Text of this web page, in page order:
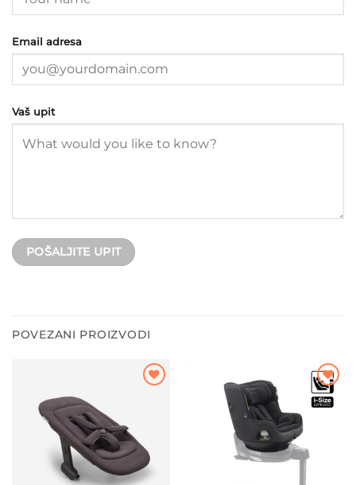
Email adresa
Vaš upit
POVEZANI PROIZVODI
Dodajte
na listu